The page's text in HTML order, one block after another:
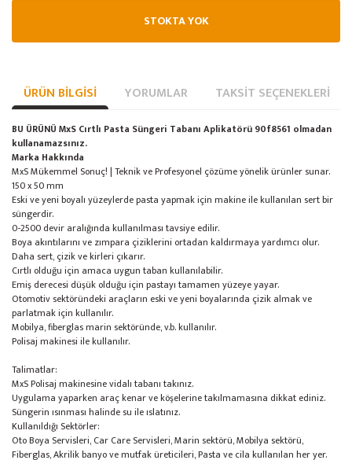
STOKTA YOK
ÜRÜN BILGISI YORUMLAR TAKSIT SEÇENEKLERI
BU ÜRÜNÜ MxS Cırtlı Pasta Süngeri Tabanı Aplikatörü 90f8561 olmadan
kullanamazsınız.
Marka Hakkında
MxS Mükemmel Sonuç! | Teknik ve Profesyonel çözüme yönelik ürünler sunar.
150 x 50 mm
Eski ve yeni boyalı yüzeylerde pasta yapmak için makine ile kullanılan sert bir
süngerdir.
0-2500 devir aralığında kullanılması tavsiye edilir.
Boya akıntılarını ve zımpara çiziklerini ortadan kaldırmaya yardımcı olur.
Daha sert, çizik ve kirleri çıkarır.
Cırtlı olduğu için amaca uygun taban kullanılabilir.
Emiş derecesi düşük olduğu için pastayı tamamen yüzeye yayar.
Otomotiv sektöründeki araçların eski ve yeni boyalarında çizik almak ve
parlatmak için kullanılır.
Mobilya, fiberglas marin sektöründe, v.b. kullanılır.
Polisaj makinesi ile kullanılır.
Talimatlar:
MxS Polisaj makinesine vidalı tabanı takınız.
Uygulama yaparken araç kenar ve köşelerine takılmamasına dikkat ediniz.
Süngerin ısınması halinde su ile ıslatınız.
Kullanıldığı Sektörler:
Oto Boya Servisleri, Car Care Servisleri, Marin sektörü, Mobilya sektörü,
Fiberglas, Akrilik banyo ve mutfak üreticileri, Pasta ve cila kullanılan her yer.